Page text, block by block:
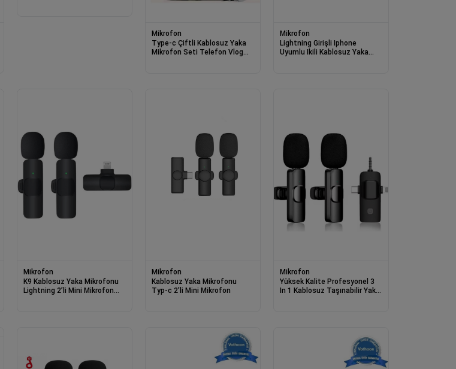
Mikrofon
Type-c Çiftli Kablosuz Yaka
Mikrofon Seti Telefon Vlog
Mikrofon
Lightning Girişli Iphone
Uyumlu Ikili Kablosuz Yaka
Mikrofon
K9 Kablosuz Yaka Mikrofonu
Lightning 2’li Mini Mikrofon
Mikrofon
Kablosuz Yaka Mikrofonu
Typ-c 2’li Mini Mikrofon
Mikrofon
Yüksek Kalite Profesyonel 3
In 1 Kablosuz Taşınabilir Yaka